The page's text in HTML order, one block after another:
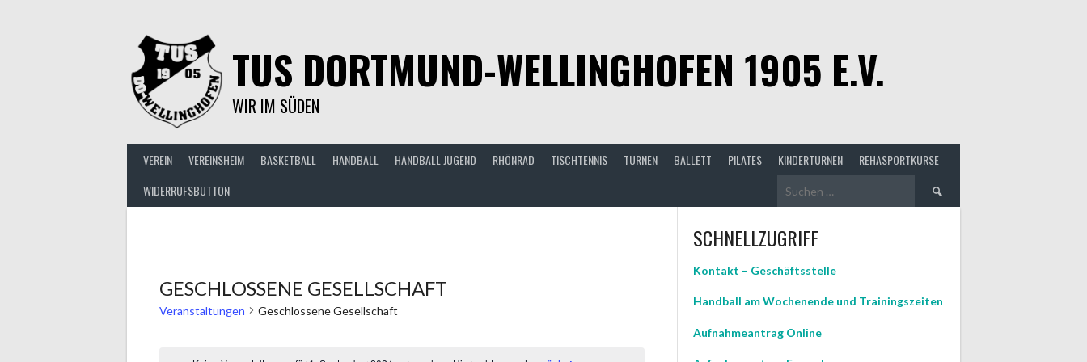
TUS DORTMUND-WELLINGHOFEN 1905 E.V.
WIR IM SÜDEN
VEREIN VEREINSHEIM BASKETBALL HANDBALL HANDBALL JUGEND RHÖNRAD TISCHTENNIS TURNEN BALLETT PILATES KINDERTURNEN
REHASPORTKURSE
WIDERRUFSBUTTON
Suchen
GESCHLOSSENE GESELLSCHAFT
Veranstaltungen Geschlossene Gesellschaft
VERANSTALTUNGEN
SCHNELLZUGRIFF
Kontakt – Geschäftsstelle
Handball am Wochenende und Trainingszeiten
Aufnahmeantrag Online